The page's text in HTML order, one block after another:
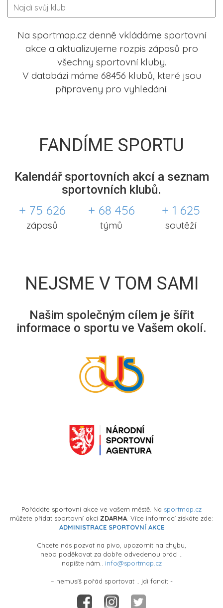
Na sportmap.cz denně vkládáme sportovní
akce a aktualizujeme rozpis zápasů pro
všechny sportovní kluby.
V databázi máme 68456 klubů, které jsou
připraveny pro vyhledání.
FANDÍME SPORTU
Kalendář sportovních akcí a seznam
sportovních klubů.
+ 75 626
zápasů
+ 68 456
týmů
+ 1 625
soutěží
NEJSME V TOM SAMI
Našim společným cílem je šířit
informace o sportu ve Vašem okolí.
Pořádáte sportovní akce ve vašem městě. Na sportmap.cz
můžete přidat sportovní akci ZDARMA . Více informací získáte zde:
ADMINISTRACE SPORTOVNÍ AKCE
Chcete nás pozvat na pivo, upozornit na chybu,
nebo poděkovat za dobře odvedenou práci ..
napište nám.. info@sportmap.cz
– nemusíš pořád sportovat .. jdi fandit -